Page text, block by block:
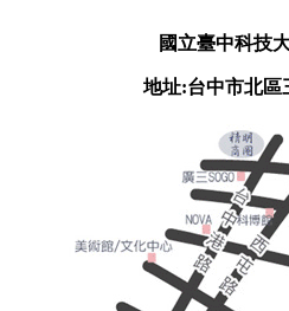
國立臺中科技
地址:台中市北區